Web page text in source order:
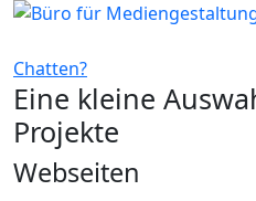
Chatten?
Eine kleine
Projekte
Webseiten